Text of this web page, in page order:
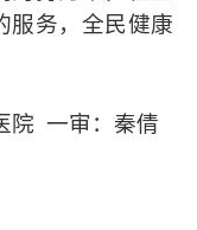
服务，全民健康
一审：秦倩